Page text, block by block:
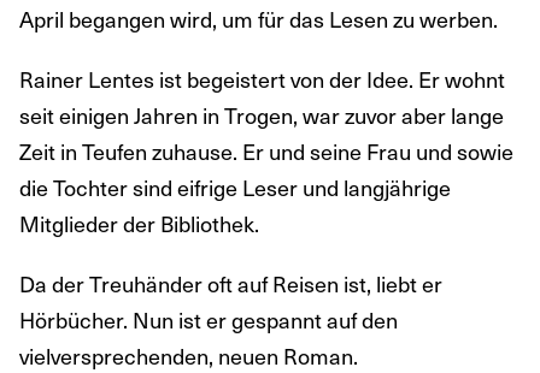
April begangen wird, um für das Lesen zu werben.
Rainer Lentes ist begeistert von der Idee. Er wohnt
seit einigen Jahren in Trogen, war zuvor aber lange
Zeit in Teufen zuhause. Er und seine Frau und sowie
die Tochter sind eifrige Leser und langjährige
Mitglieder der Bibliothek.
Da der Treuhänder oft auf Reisen ist, liebt er
Hörbücher. Nun ist er gespannt auf den
vielversprechenden, neuen Roman.